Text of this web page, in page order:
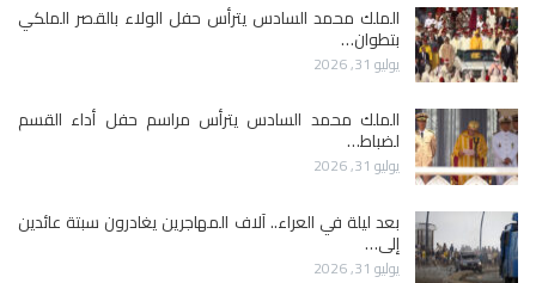
الملك محمد السادس يترأس حفل الولاء بالقصر الملكي
بتطوان…
يوليو 31, 2026
الملك محمد السادس يترأس مراسم حفل أداء القسم
لضباط…
يوليو 31, 2026
بعد ليلة في العراء.. آلاف المهاجرين يغادرون سبتة عائدين
إلى…
يوليو 31, 2026